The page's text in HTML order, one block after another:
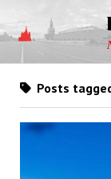
Posts